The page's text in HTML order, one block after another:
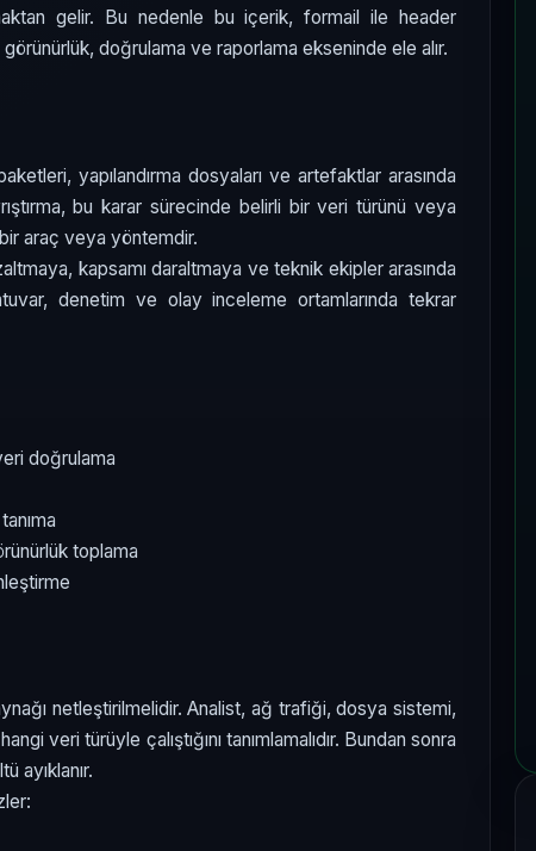
gelir. Bu nedenle bu içerik, formail ile header
doğrulama ve raporlama ekseninde ele alır.
yapılandırma dosyaları ve artefaktlar arasında
bu karar sürecinde belirli bir veri türünü veya
araç veya yöntemdir.
kapsamı daraltmaya ve teknik ekipler arasında
denetim ve olay inceleme ortamlarında tekrar
doğrulama
toplama
netleştirilmelidir. Analist, ağ trafiği, dosya sistemi,
veri türüyle çalıştığını tanımlamalıdır. Bundan sonra
ayıklanır.